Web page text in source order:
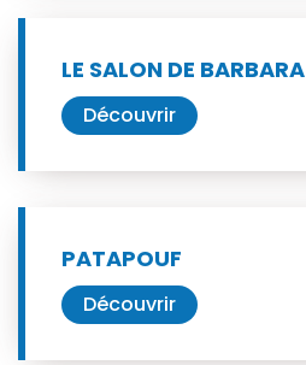
LE SALON DE BARBARA
Découvrir
PATAPOUF
Découvrir